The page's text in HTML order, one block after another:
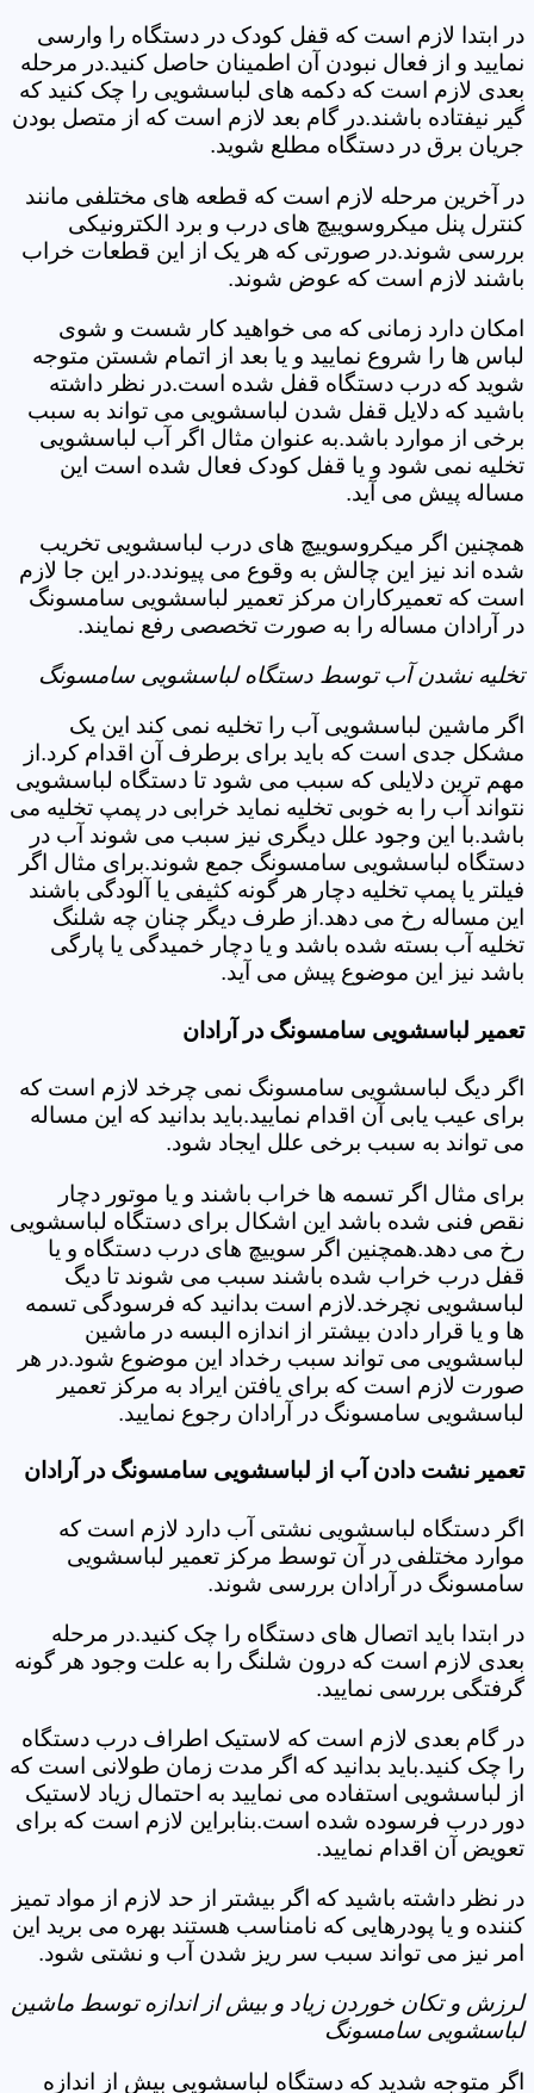
در ابتدا لازم است که قفل کودک در دستگاه را وارسی
نمایید و از فعال نبودن آن اطمینان حاصل کنید.در مرحله
بعدی لازم است که دکمه های لباسشویی را چک کنید که
گیر نیفتاده باشند.در گام بعد لازم است که از متصل بودن
جریان برق در دستگاه مطلع شوید.
در آخرین مرحله لازم است که قطعه های مختلفی مانند
کنترل پنل میکروسوییچ های درب و برد الکترونیکی
بررسی شوند.در صورتی که هر یک از این قطعات خراب
باشند لازم است که عوض شوند.
امکان دارد زمانی که می خواهید کار شست و شوی
لباس ها را شروع نمایید و یا بعد از اتمام شستن متوجه
شوید که درب دستگاه قفل شده است.در نظر داشته
باشید که دلایل قفل شدن لباسشویی می تواند به سبب
برخی از موارد باشد.به عنوان مثال اگر آب لباسشویی
تخلیه نمی شود و یا قفل کودک فعال شده است این
مساله پیش می آید.
همچنین اگر میکروسوییچ های درب لباسشویی تخریب
شده اند نیز این چالش به وقوع می پیوندد.در این جا لازم
است که تعمیرکاران مرکز تعمیر لباسشویی سامسونگ
در آرادان مساله را به صورت تخصصی رفع نمایند.
تخلیه نشدن آب توسط دستگاه لباسشویی سامسونگ
اگر ماشین لباسشویی آب را تخلیه نمی کند این یک
مشکل جدی است که باید برای برطرف آن اقدام کرد.از
مهم ترین دلایلی که سبب می شود تا دستگاه لباسشویی
نتواند آب را به خوبی تخلیه نماید خرابی در پمپ تخلیه می
باشد.با این وجود علل دیگری نیز سبب می شوند آب در
دستگاه لباسشویی سامسونگ جمع شوند.برای مثال اگر
فیلتر یا پمپ تخلیه دچار هر گونه کثیفی یا آلودگی باشند
این مساله رخ می دهد.از طرف دیگر چنان چه شلنگ
تخلیه آب بسته شده باشد و یا دچار خمیدگی یا پارگی
باشد نیز این موضوع پیش می آید.
تعمیر لباسشویی سامسونگ در آرادان
اگر دیگ لباسشویی سامسونگ نمی چرخد لازم است که
برای عیب یابی آن اقدام نمایید.باید بدانید که این مساله
می تواند به سبب برخی علل ایجاد شود.
برای مثال اگر تسمه ها خراب باشند و یا موتور دچار
نقص فنی شده باشد این اشکال برای دستگاه لباسشویی
رخ می دهد.همچنین اگر سوییچ های درب دستگاه و یا
قفل درب خراب شده باشند سبب می شوند تا دیگ
لباسشویی نچرخد.لازم است بدانید که فرسودگی تسمه
ها و یا قرار دادن بیشتر از اندازه البسه در ماشین
لباسشویی می تواند سبب رخداد این موضوع شود.در هر
صورت لازم است که برای یافتن ایراد به مرکز تعمیر
لباسشویی سامسونگ در آرادان رجوع نمایید.
تعمیر نشت دادن آب از لباسشویی سامسونگ در آرادان
اگر دستگاه لباسشویی نشتی آب دارد لازم است که
موارد مختلفی در آن توسط مرکز تعمیر لباسشویی
سامسونگ در آرادان بررسی شوند.
در ابتدا باید اتصال های دستگاه را چک کنید.در مرحله
بعدی لازم است که درون شلنگ را به علت وجود هر گونه
گرفتگی بررسی نمایید.
در گام بعدی لازم است که لاستیک اطراف درب دستگاه
را چک کنید.باید بدانید که اگر مدت زمان طولانی است که
از لباسشویی استفاده می نمایید به احتمال زیاد لاستیک
دور درب فرسوده شده است.بنابراین لازم است که برای
تعویض آن اقدام نمایید.
در نظر داشته باشید که اگر بیشتر از حد لازم از مواد تمیز
کننده و یا پودرهایی که نامناسب هستند بهره می برید این
امر نیز می تواند سبب سر ریز شدن آب و نشتی شود.
لرزش و تکان خوردن زیاد و بیش از اندازه توسط ماشین
لباسشویی سامسونگ
اگر متوجه شدید که دستگاه لباسشویی بیش از اندازه